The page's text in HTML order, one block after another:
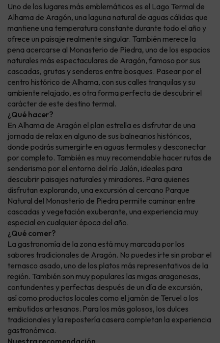
Uno de los lugares más emblemáticos es el Lago Termal de
Alhama de Aragón, una laguna natural de aguas cálidas que
mantiene una temperatura constante durante todo el año y
ofrece un paisaje realmente singular. También merece la
pena acercarse al Monasterio de Piedra, uno de los espacios
naturales más espectaculares de Aragón, famoso por sus
cascadas, grutas y senderos entre bosques. Pasear por el
centro histórico de Alhama, con sus calles tranquilas y su
ambiente relajado, es otra forma perfecta de descubrir el
carácter de este destino termal.
¿Qué hacer?
En Alhama de Aragón el plan estrella es disfrutar de una
jornada de relax en alguno de sus balnearios históricos,
donde podrás sumergirte en aguas termales y desconectar
por completo. También es muy recomendable hacer rutas de
senderismo por el entorno del río Jalón, ideales para
descubrir paisajes naturales y miradores. Para quienes
disfrutan explorando, una excursión al cercano Parque
Natural del Monasterio de Piedra permite caminar entre
cascadas y vegetación exuberante, una experiencia muy
especial en cualquier época del año.
¿Qué comer?
La gastronomía de la zona está muy marcada por los
sabores tradicionales de Aragón. No puedes irte sin probar el
ternasco asado, uno de los platos más representativos de la
región. También son muy populares las migas aragonesas,
contundentes y perfectas después de un día de excursión,
así como productos locales como el jamón de Teruel o los
embutidos artesanos. Para los más golosos, los dulces
tradicionales y la repostería casera completan la experiencia
gastronómica.